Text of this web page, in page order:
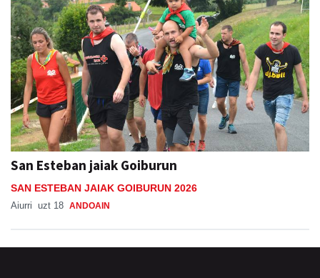
San Esteban jaiak Goiburun
SAN ESTEBAN JAIAK GOIBURUN 2026
Aiurri uzt 18 ANDOAIN